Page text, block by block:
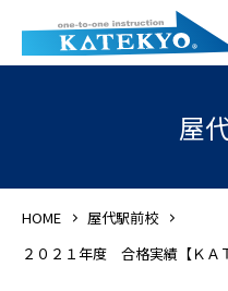
屋
HOME
屋代駅前校
２０２１年度 合格実績【ＫＡ